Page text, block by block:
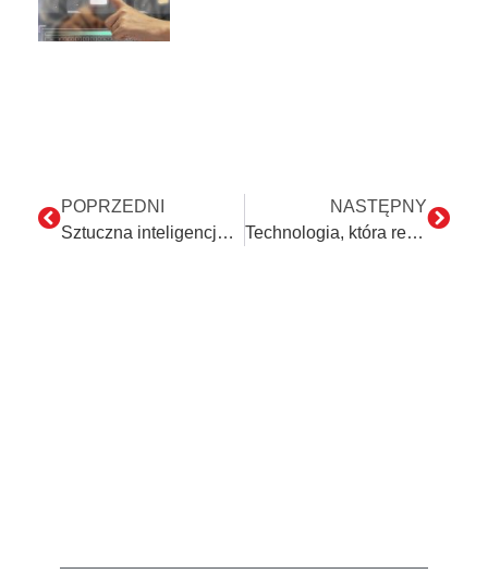
POPRZEDNI
Sztuczna inteligencja w finansach: rewolucja!
NASTĘPNY
Technologia, która rewolucjonizuje współczesny biznes w 2023 roku